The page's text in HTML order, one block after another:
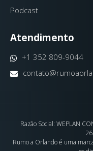
Podcast
Atendimento
+1 352 809-9044
Razão Social: WEPLAN
Rumo a Orlando é uma